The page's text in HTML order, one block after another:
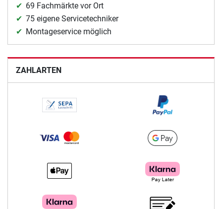
69 Fachmärkte vor Ort
75 eigene Servicetechniker
Montageservice möglich
ZAHLARTEN